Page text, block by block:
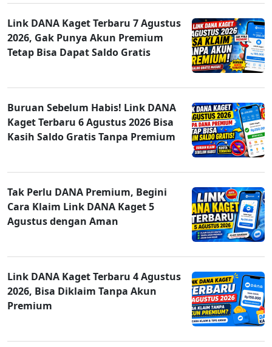
Link DANA Kaget Terbaru 7 Agustus
2026, Gak Punya Akun Premium
Tetap Bisa Dapat Saldo Gratis
Buruan Sebelum Habis! Link DANA
Kaget Terbaru 6 Agustus 2026 Bisa
Kasih Saldo Gratis Tanpa Premium
Tak Perlu DANA Premium, Begini
Cara Klaim Link DANA Kaget 5
Agustus dengan Aman
Link DANA Kaget Terbaru 4 Agustus
2026, Bisa Diklaim Tanpa Akun
Premium